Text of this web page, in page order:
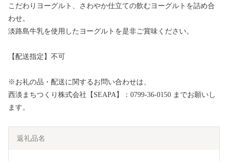
こだわりヨーグルト、さわやか仕立ての飲むヨーグルトを詰め合
わせ。
淡路島牛乳を使用したヨーグルトを是非ご賞味ください。
【配送指定】不可
※お礼の品・配送に関するお問い合わせは、
西淡まちつくり株式会社【SEAPA】：0799-36-0150 までお願いし
ます。
返礼品名